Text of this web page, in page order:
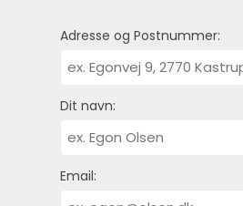
Adresse og Postnummer:
Dit navn:
Email: